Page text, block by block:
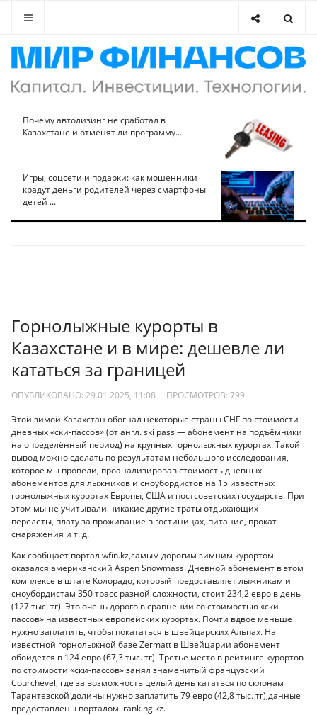
Почему автолизинг не сработал в
Казахстане и отменят ли программу...
Игры, соцсети и подарки: как мошенники
крадут деньги родителей через смартфоны
детей ...
Горнолыжные курорты в
Казахстане и в мире: дешевле ли
кататься за границей
ОПУБЛИКОВАНО: 29.01.2025, 11:08 ПРОСМОТРОВ: 799
Этой зимой Казахстан обогнал некоторые страны СНГ по стоимости
дневных «ски-пассов» (от англ. ski pass — абонемент на подъёмники
на определённый период) на крупных горнолыжных курортах. Такой
вывод можно сделать по результатам небольшого исследования,
которое мы провели, проанализировав стоимость дневных
абонементов для лыжников и сноубордистов на 15 известных
горнолыжных курортах Европы, США и постсоветских государств. При
этом мы не учитывали никакие другие траты отдыхающих —
перелёты, плату за проживание в гостиницах, питание, прокат
снаряжения и т. д.
Как сообщает портал wfin.kz,самым дорогим зимним курортом
оказался американский Aspen Snowmass. Дневной абонемент в этом
комплексе в штате Колорадо, который предоставляет лыжникам и
сноубордистам 350 трасс разной сложности, стоит 234,2 евро в день
(127 тыс. тг). Это очень дорого в сравнении со стоимостью «ски-
пассов» на известных европейских курортах. Почти вдвое меньше
нужно заплатить, чтобы покататься в швейцарских Альпах. На
известной горнолыжной базе Zermatt в Швейцарии абонемент
обойдётся в 124 евро (67,3 тыс. тг). Третье место в рейтинге курортов
по стоимости «ски-пассов» занял знаменитый французский
Courchevel, где за возможность целый день кататься по склонам
Тарантезской долины нужно заплатить 79 евро (42,8 тыс. тг),данные
предоставлены порталом ranking.kz.